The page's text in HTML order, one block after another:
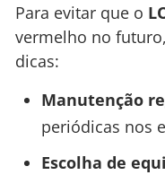
Para evitar que o
vermelho no
dicas:
Manutenção
periódicas nos
Escolha de